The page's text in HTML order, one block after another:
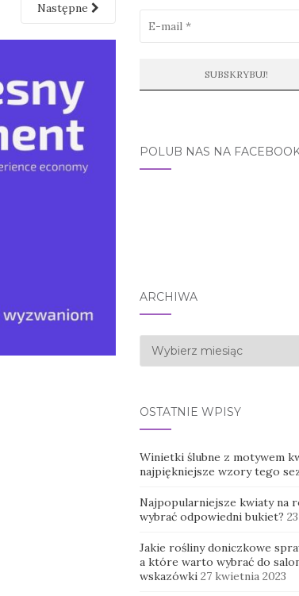
Następne
POLUB NAS NA
ARCHIWA
Archiwa
OSTATNIE WPISY
Winietki ślubne z motywem
najpiękniejsze wzory tego
Najpopularniejsze kwiaty na
wybrać odpowiedni bukiet?
Jakie rośliny doniczkowe
a które warto wybrać do
wskazówki 27 kwietnia 2023